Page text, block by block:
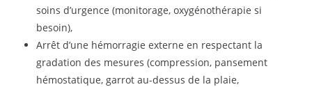
soins d’urgence (monitorage, oxygénothérapie si
besoin),
Arrêt d’une hémorragie externe en respectant la
gradation des mesures (compression, pansement
hémostatique, garrot au-dessus de la plaie,